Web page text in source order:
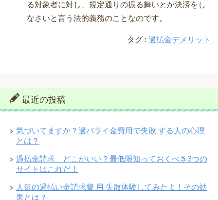
る対象者に対し、規定通りの振る舞いとか決済をし
なさいと言う法的義務のことなのです。
タグ : 過払金デメリット
最近の投稿
気づいてますか？過バライ金費用で失敗 する人の心理
とは？
過払金請求 どこがいい？最低限知っておくべき3つの
サイトはこれだ！
人気の過払い金請求費 用 失敗体験してみたよ！その効
果とは？